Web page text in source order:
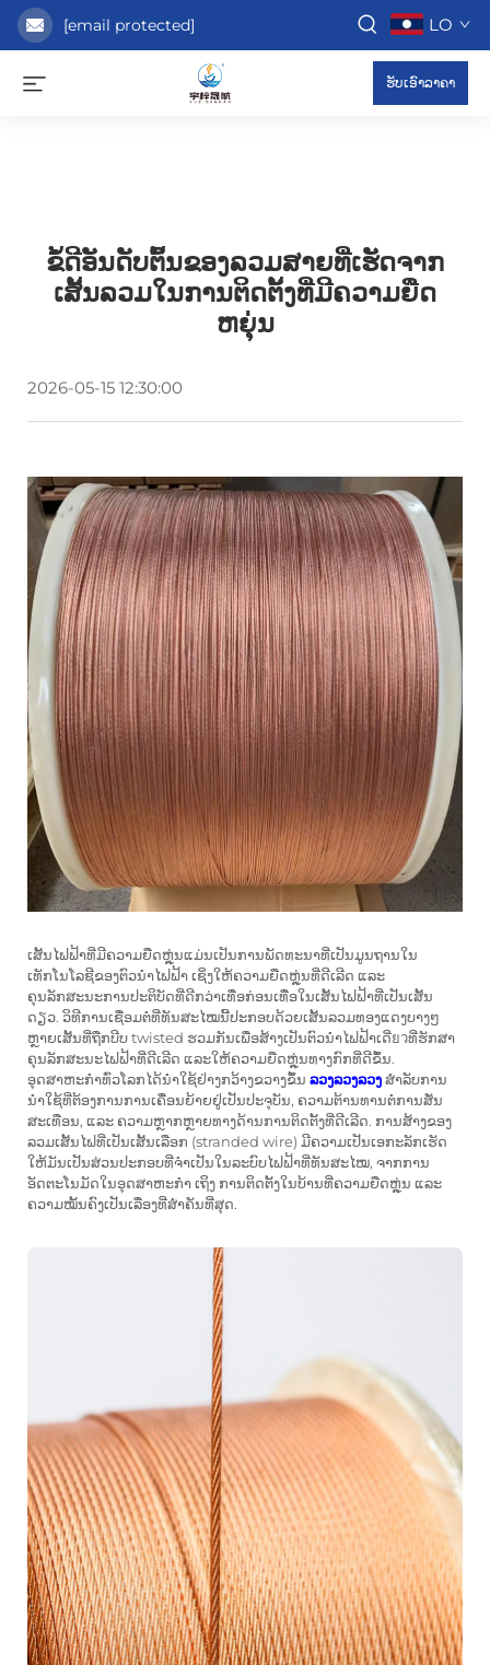
[email protected] LO
ຮັບເອົາລາຄາ
ຂໍ້ດີອັນດັບຕົ້ນຂອງລວມສາຍທີ່ເຮັດຈາກ
ເສັ້ນລວມໃນການຕິດຕັ້ງທີ່ມີຄວາມຍືດ
ຫຍຸ່ນ
2026-05-15 12:30:00
ເສັ້ນໄຟຟ້າທີ່ມີຄວາມຍືດຫຼຸ່ນແມ່ນເປັນການພັດທະນາທີ່ເປັນມູນຖານໃນ
ເທັກໂນໂລຊີຂອງຕົວນຳໄຟຟ້າ ເຊິ່ງໃຫ້ຄວາມຍືດຫຼຸ່ນທີ່ດີເລີດ ແລະ
ຄຸນລັກສະນະການປະຕິບັດທີ່ດີກວ່າເທື່ອກ່ອນເທື່ອໃນເສັ້ນໄຟຟ້າທີ່ເປັນເສັ້ນ
ດຽວ. ວິທີການເຊື່ອມຕໍ່ທີ່ທັນສະໄໝນີ້ປະກອບດ້ວຍເສັ້ນລວມທອງແດງບາງໆ
ຫຼາຍເສັ້ນທີ່ຖືກບີບ twisted ຮວມກັນເພື່ອສ້າງເປັນຕົວນຳໄຟຟ້າເດີ່ยวທີ່ຮັກສາ
ຄຸນລັກສະນະໄຟຟ້າທີ່ດີເລີດ ແລະໃຫ້ຄວາມຍືດຫຼຸ່ນທາງກົກທີ່ດີຂຶ້ນ.
ອຸດສາຫະກຳທົ່ວໂລກໄດ້ນຳໃຊ້ຢ່າງກວ້າງຂວາງຂຶ້ນ ລວງລວງລວງສຳລັບການ
ນຳໃຊ້ທີ່ຕ້ອງການການເຄື່ອນຍ້າຍຢູ່ເປັນປະຈຸບັນ, ຄວາມຕ້ານທານຕໍ່ການສັ່ນ
ສະເທືອນ, ແລະ ຄວາມຫຼາກຫຼາຍທາງດ້ານການຕິດຕັ້ງທີ່ດີເລີດ. ການສ້າງຂອງ
ລວມເສັ້ນໄຟທີ່ເປັນເສັ້ນເລືອກ (stranded wire) ມີຄວາມເປັນເອກະລັກເຮັດ
ໃຫ້ມັນເປັນສ່ວນປະກອບທີ່ຈຳເປັນໃນລະບົບໄຟຟ້າທີ່ທັນສະໄໝ, ຈາກການ
ອັດຕະໂນມັດໃນອຸດສາຫະກຳ ເຖິງ ການຕິດຕັ້ງໃນບ້ານທີ່ຄວາມຍືດຫຼຸ່ນ ແລະ
ຄວາມໝັ້ນຄົງເປັນເລື່ອງທີ່ສຳຄັນທີ່ສຸດ.